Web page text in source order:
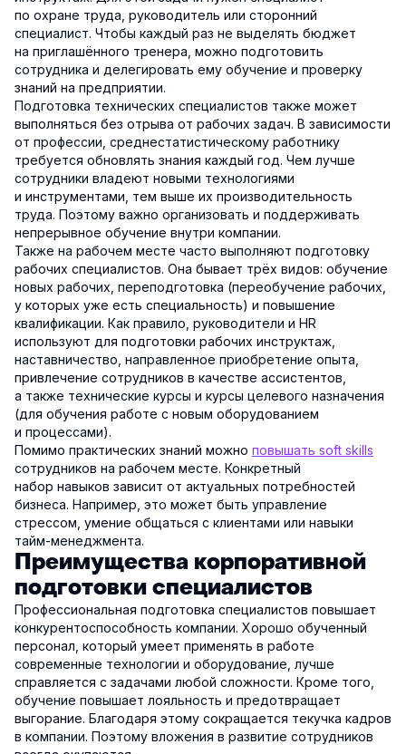
по охране труда, руководитель или сторонний
специалист. Чтобы каждый раз не выделять бюджет
на приглашённого тренера, можно подготовить
сотрудника и делегировать ему обучение и проверку
знаний на предприятии.
Подготовка технических специалистов также может
выполняться без отрыва от рабочих задач. В зависимости
от профессии, среднестатистическому работнику
требуется обновлять знания каждый год. Чем лучше
сотрудники владеют новыми технологиями
и инструментами, тем выше их производительность
труда. Поэтому важно организовать и поддерживать
непрерывное обучение внутри компании.
Также на рабочем месте часто выполняют подготовку
рабочих специалистов. Она бывает трёх видов: обучение
новых рабочих, переподготовка (переобучение рабочих,
у которых уже есть специальность) и повышение
квалификации. Как правило, руководители и HR
используют для подготовки рабочих инструктаж,
наставничество, направленное приобретение опыта,
привлечение сотрудников в качестве ассистентов,
а также технические курсы и курсы целевого назначения
(для обучения работе с новым оборудованием
и процессами).
Помимо практических знаний можно повышать soft skills
сотрудников на рабочем месте. Конкретный
набор навыков зависит от актуальных потребностей
бизнеса. Например, это может быть управление
стрессом, умение общаться с клиентами или навыки
тайм-менеджмента.
Преимущества корпоративной
подготовки специалистов
Профессиональная подготовка специалистов повышает
конкурентоспособность компании. Хорошо обученный
персонал, который умеет применять в работе
современные технологии и оборудование, лучше
справляется с задачами любой сложности. Кроме того,
обучение повышает лояльность и предотвращает
выгорание. Благодаря этому сокращается текучка кадров
в компании. Поэтому вложения в развитие сотрудников